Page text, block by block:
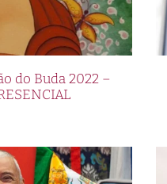
do Buda 2022 –